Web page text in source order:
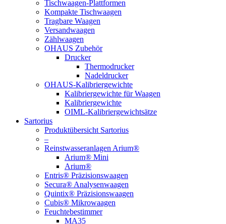
Tischwaagen-Plattformen
Kompakte Tischwaagen
Tragbare Waagen
Versandwaagen
Zählwaagen
OHAUS Zubehör
Drucker
Thermodrucker
Nadeldrucker
OHAUS-Kalibriergewichte
Kalibriergewichte für Waagen
Kalibriergewichte
OIML-Kalibriergewichtsätze
Sartorius
Produktübersicht Sartorius
–
Reinstwasseranlagen Arium®
Arium® Mini
Arium®
Entris® Präzisionswaagen
Secura® Analysenwaagen
Quintix® Präzisionswaagen
Cubis® Mikrowaagen
Feuchtebestimmer
MA35